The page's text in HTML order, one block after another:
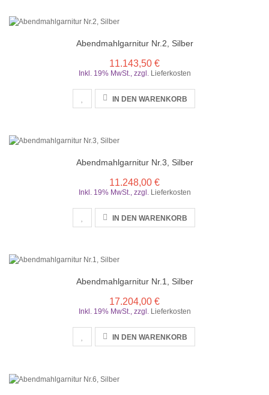
Abendmahlgarnitur Nr.2, Silber
11.143,50 €
Inkl. 19% MwSt. zzgl. Lieferkosten
IN DEN WARENKORB
Abendmahlgarnitur Nr.3, Silber
11.248,00 €
Inkl. 19% MwSt., zzgl. Lieferkosten
IN DEN WARENKORB
Abendmahlgarnitur Nr.1, Silber
17.204,00 €
Inkl. 19% MwSt., zzgl. Lieferkosten
IN DEN WARENKORB